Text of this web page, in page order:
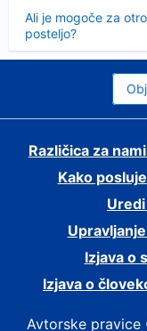
Ali je mogoče za
posteljo?
Različica za
Kako
Izjava o
Izjava o
Avtorske pravice